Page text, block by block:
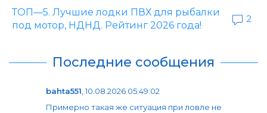
ТОП—5. Лучшие лодки ПВХ для рыбалки
под мотор, НДНД. Рейтинг 2026 года!
2
Последние сообщения
bahta551,10.08.2026 05:49:02
Примерно такая же ситуация при ловле не